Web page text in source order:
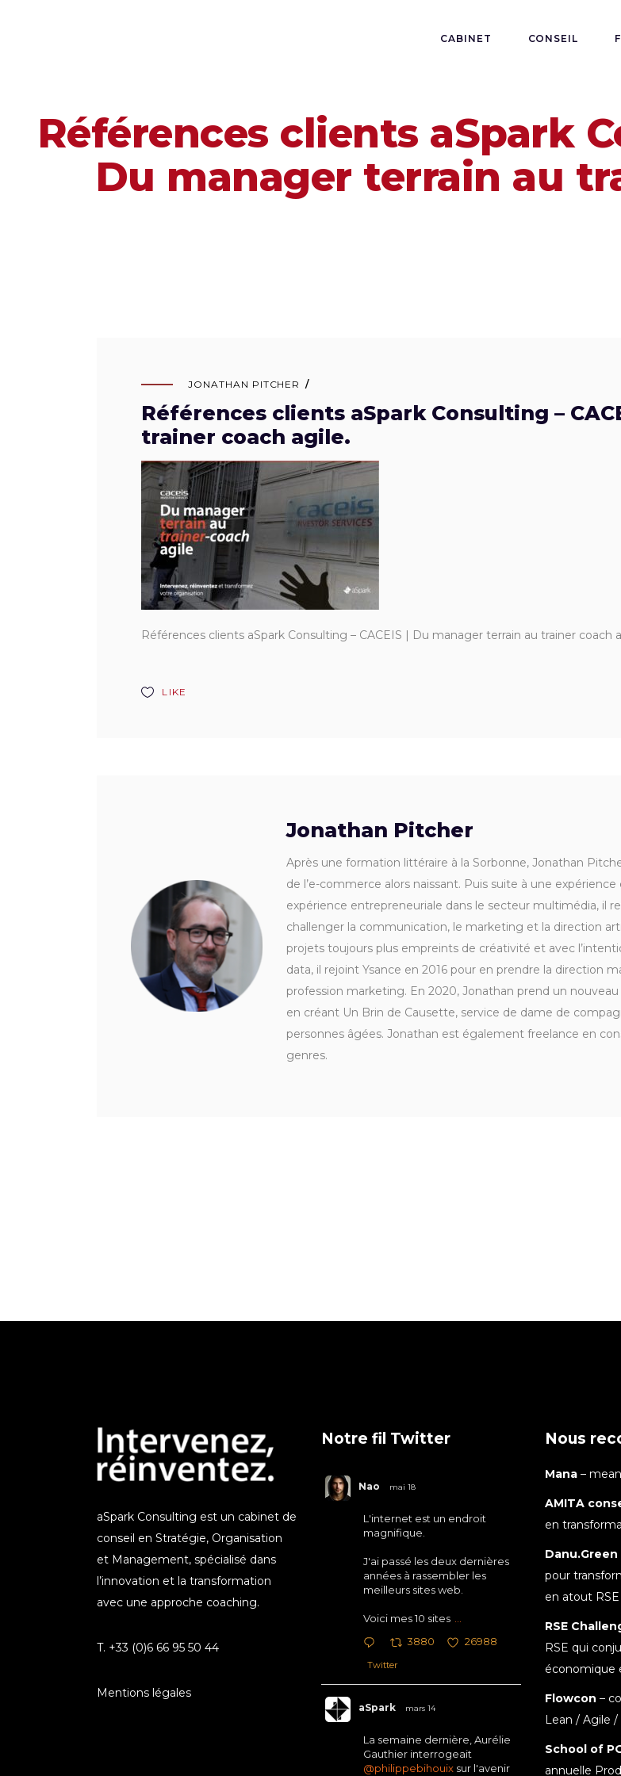
CABINET CONSEIL
Références clients aSpark
Du manager terrain au
JONATHAN PITCHER
Références clients aSpark Consulting –
trainer coach agile.
Références clients aSpark Consulting – CACEIS | Du manager terrain au trainer coach
LIKE
Jonathan Pitcher
Après une formation littéraire à la Sorbonne, Jonathan
de l’e-commerce alors naissant. Puis suite à une
expérience entrepreneuriale dans le secteur multimédia, il
challenger la communication, le marketing et la direction
projets toujours plus empreints de créativité et avec
data, il rejoint Ysance en 2016 pour en prendre la direction
profession marketing. En 2020, Jonathan prend un
en créant Un Brin de Causette, service de dame de
personnes âgées. Jonathan est également freelance en
genres.
aSpark Consulting est un cabinet de
conseil en Stratégie, Organisation
et Management, spécialisé dans
l’innovation et la transformation
avec une approche coaching.
T. +33 (0)6 66 95 50 44
Mentions légales
Notre fil Twitter
Nao mai 18
L'internet est un endroit
magnifique.
J'ai passé les deux dernières
années à rassembler les
meilleurs sites web.
Voici mes 10 sites
3880 26988
Twitter
aSpark mars 14
La semaine dernière, Aurélie
Gauthier interrogeait
@philippebihouixsur l'avenir
Nous
Mana –
AMITA
en
Danu.Green
pour
en atout RSE
RSE
RSE qui
économique
Flowcon –
Lean / Agile /
School of
annuelle